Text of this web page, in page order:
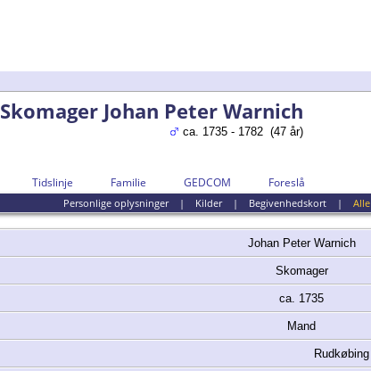
Skomager Johan Peter Warnich
ca. 1735 - 1782 (47 år)
Tidslinje Familie GEDCOM Foreslå
Personlige oplysninger| Kilder| Begivenhedskort| Alle
Johan Peter Warnich
Skomager
ca. 1735
Mand
Rudkøbing